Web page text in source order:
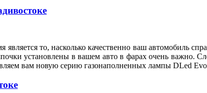
то, насколько качественно ваш автомобиль
установлены в вашем авто в фарах очень важно.
вам новую серию газонаполненных лампы DLed